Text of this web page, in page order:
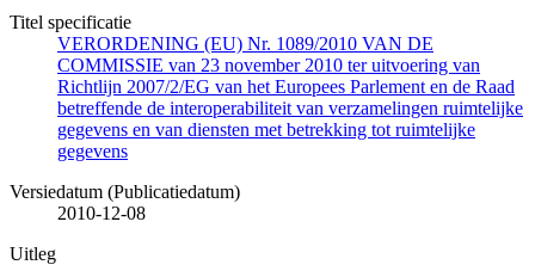
Titel specificatie
VERORDENING (EU) Nr. 1089/2010 VAN DE
COMMISSIE van 23 november 2010 ter uitvoering van
Richtlijn 2007/2/EG van het Europees Parlement en de Raad
betreffende de interoperabiliteit van verzamelingen ruimtelijke
gegevens en van diensten met betrekking tot ruimtelijke
gegevens
Versiedatum (Publicatiedatum)
2010-12-08
Uitleg